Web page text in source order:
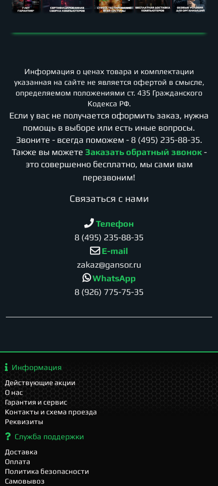
Информация о ценах товара и комплектации
указанная на сайте не является офертой в смысле,
определяемом положениями ст. 435 Гражданского
Кодекса РФ.
Если у вас не получается оформить заказ, нужна
помощь в выборе или есть иные вопросы.
Звоните - всегда поможем - 8 (495) 235-88-35.
Также вы можете Заказать обратный звонок -
это совершенно бесплатно, мы сами вам
перезвоним!
Cвязаться с нами
Телефон
8 (495) 235-88-35
E-mail
zakaz@gansor.ru
WhatsApp
8 (926) 775-75-35
Информация
Действующие акции
О нас
Гарантия и сервис
Контакты и схема проезда
Реквизиты
Служба поддержки
Доставка
Оплата
Политика безопасности
Самовывоз